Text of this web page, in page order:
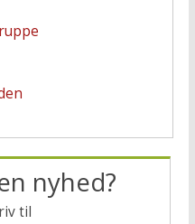
nyhed?
til